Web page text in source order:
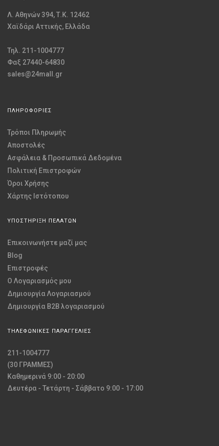
Λ. Αθηνών 394, Τ.Κ. 12462
Χαϊδάρι Αττικής, Ελλάδα
Τηλ. 211-1004777
Φαξ 27440-64830
sales@24mall.gr
ΠΛΗΡΟΦΟΡΙΕΣ
Τρόποι Πληρωμής
Αποστολές
Ασφάλεια & Προσωπικά Δεδομένα
Πολιτική Επιστροφών
Όροι Χρήσης
Χάρτης Ιστότοπου
ΥΠΟΣΤΗΡΙΞΗ ΠΕΛΑΤΩΝ
Επικοινωνήστε μαζί μας
Blog
Επιστροφές
O Λογαριασμός μου
Δημιουργία Λογαριασμού
Δημιουργία B2B λογαριασμού
ΤΗΛΕΦΩΝΙΚΕΣ ΠΑΡΑΓΓΕΛΙΕΣ
211-1004777
(30 ΓΡΑΜΜΕΣ)
Καθημερινά 9:00 - 20:00
Δευτέρα - Τετάρτη - Σάββατο 9:00 - 17:00